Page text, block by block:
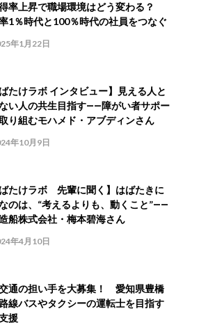
率上昇で職場環境はどう変わる？
1％時代と100％時代の社員をつなぐ
年1月22日
ばたけラボ インタビュー】見える人と
い人の共生目指す――障がい者サポー
り組むモハメド・アブディンさん
年10月9日
ばたけラボ 先輩に聞く】はばたきに
のは、“考えるよりも、動くこと”――
船株式会社・梅本碧海さん
年4月10日
通の担い手を大募集！ 愛知県豊橋
線バスやタクシーの運転士を目指す
援